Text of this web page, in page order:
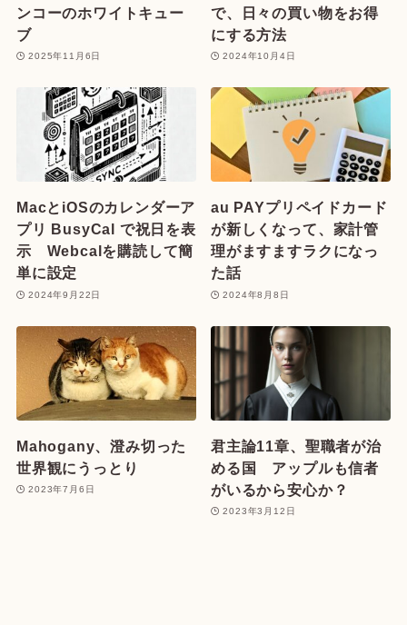
ンコーのホワイトキュー
ブ
2025年11月6日
で、日々の買い物をお得
にする方法
2024年10月4日
MacとiOSのカレンダーア
プリ BusyCal で祝日を表
示 Webcalを購読して簡
単に設定
2024年9月22日
au PAYプリペイドカード
が新しくなって、家計管
理がますますラクになっ
た話
2024年8月8日
Mahogany、澄み切った
世界観にうっとり
2023年7月6日
君主論11章、聖職者が治
める国 アップルも信者
がいるから安心か？
2023年3月12日